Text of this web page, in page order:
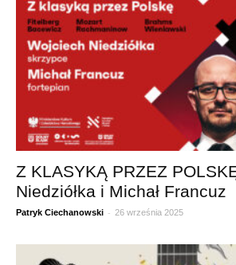
Z KLASYKĄ PRZEZ
Niedziółka i Michał Francuz
Patryk Ciechanowski - 26 września 2025